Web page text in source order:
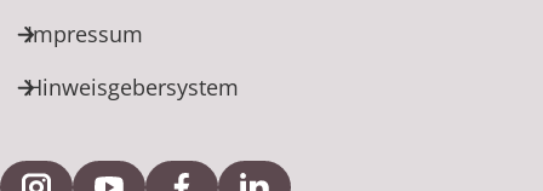
Impressum
Hinweisgebersystem